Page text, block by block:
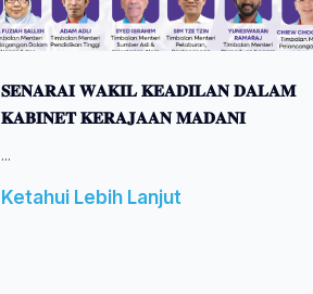
𝐒𝐄𝐍𝐀𝐑𝐀𝐈 𝐖𝐀𝐊𝐈𝐋 𝐊𝐄𝐀𝐃𝐈𝐋𝐀𝐍 𝐃𝐀𝐋𝐀𝐌
𝐊𝐀𝐁𝐈𝐍𝐄𝐓 𝐊𝐄𝐑𝐀𝐉𝐀𝐀𝐍 𝐌𝐀𝐃𝐀𝐍𝐈
...
Ketahui Lebih Lanjut